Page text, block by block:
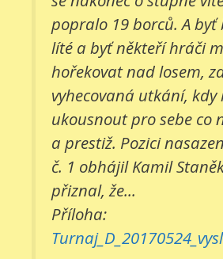
popralo 19 borců. A byť
líté a byť někteří hráči
hořekovat nad losem,
vyhecovaná utkání, kdy
ukousnout pro sebe co
a prestiž. Pozici
č. 1 obhájil Kamil
přiznal, že...
Příloha: